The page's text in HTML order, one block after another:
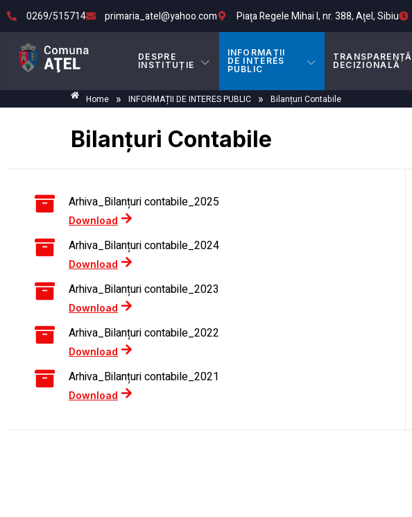
0269/515714 primaria_atel@yahoo.com Piaţa Regele Mihai I, nr. 388, Aţel, Sibiu
DESPRE
INSTITUȚIE
INFORMAȚII
DE INTERES
PUBLIC
TRANSPARENȚĂ
DECIZIONALĂ
Home » INFORMAȚII DE INTERES PUBLIC » Bilanțuri Contabile
Bilanțuri Contabile
Arhiva_Bilanțuri contabile_2025
Download
Arhiva_Bilanțuri contabile_2024
Download
Arhiva_Bilanțuri contabile_2023
Download
Arhiva_Bilanțuri contabile_2022
Download
Arhiva_Bilanțuri contabile_2021
Download